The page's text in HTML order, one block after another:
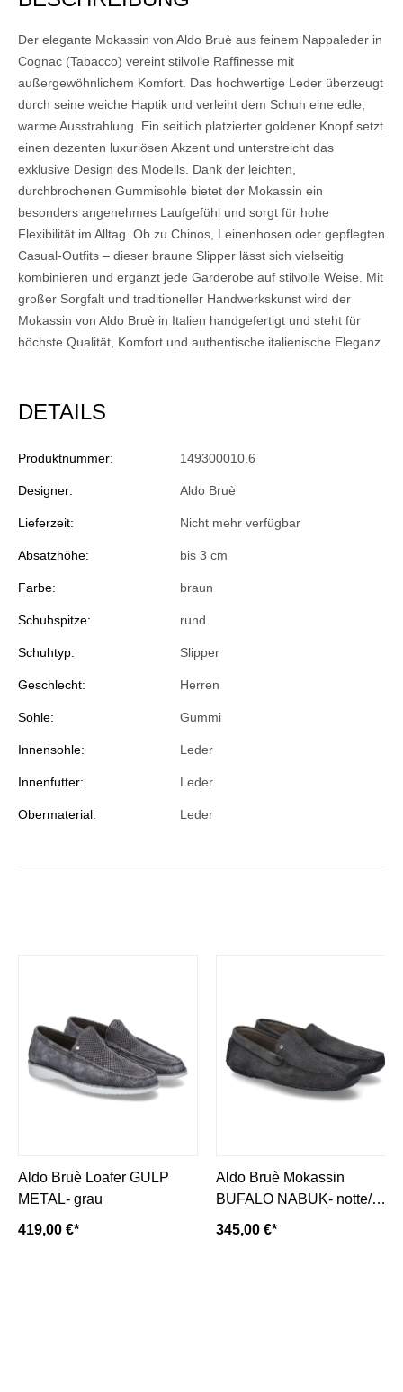
Der elegante Mokassin von Aldo Bruè aus feinem Nappaleder in
Cognac (Tabacco) vereint stilvolle Raffinesse mit
außergewöhnlichem Komfort. Das hochwertige Leder überzeugt
durch seine weiche Haptik und verleiht dem Schuh eine edle,
warme Ausstrahlung. Ein seitlich platzierter goldener Knopf setzt
einen dezenten luxuriösen Akzent und unterstreicht das
exklusive Design des Modells. Dank der leichten,
durchbrochenen Gummisohle bietet der Mokassin ein
besonders angenehmes Laufgefühl und sorgt für hohe
Flexibilität im Alltag. Ob zu Chinos, Leinenhosen oder gepflegten
Casual-Outfits – dieser braune Slipper lässt sich vielseitig
kombinieren und ergänzt jede Garderobe auf stilvolle Weise. Mit
großer Sorgfalt und traditioneller Handwerkskunst wird der
Mokassin von Aldo Bruè in Italien handgefertigt und steht für
höchste Qualität, Komfort und authentische italienische Eleganz.
DETAILS
Produktnummer: 149300010.6
Designer: Aldo Bruè
Lieferzeit: Nicht mehr verfügbar
Absatzhöhe: bis 3 cm
Farbe: braun
Schuhspitze: rund
Schuhtyp: Slipper
Geschlecht: Herren
Sohle: Gummi
Innensohle: Leder
Innenfutter: Leder
Obermaterial: Leder
Aldo Bruè Loafer GULP
METAL- grau
419,00 €*
Aldo Bruè Mokassin
BUFALO NABUK- notte/
dunkelblau
345,00 €*